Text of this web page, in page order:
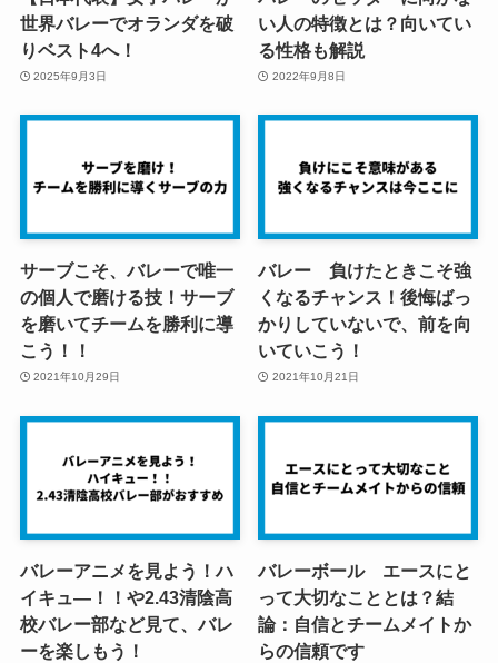
世界バレーでオランダを破
りベスト4へ！
2025年9月3日
い人の特徴とは？向いてい
る性格も解説
2022年9月8日
サーブこそ、バレーで唯一
の個人で磨ける技！サーブ
を磨いてチームを勝利に導
こう！！
2021年10月29日
バレー 負けたときこそ強
くなるチャンス！後悔ばっ
かりしていないで、前を向
いていこう！
2021年10月21日
バレーアニメを見よう！ハ
イキュ―！！や2.43清陰高
校バレー部など見て、バレ
ーを楽しもう！
バレーボール エースにと
って大切なこととは？結
論：自信とチームメイトか
らの信頼です